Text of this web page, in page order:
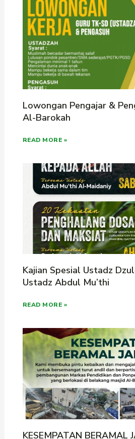
Lowongan Pengajar &
Al-Barokah
READ MORE »
Kajian Spesial Ustadz
Ustadz Abdul Mu’thi
READ MORE »
KESEMPATAN BERAMAL